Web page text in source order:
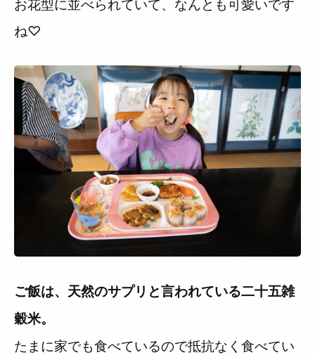
お花型に並べられていて、なんとも可愛いです
ね♡
ご飯は、天然のサプリと言われている二十五雑
穀米。
たまに家でも食べているので抵抗なく食べてい